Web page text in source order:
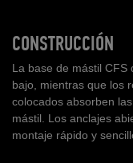
CONSTRUCCIÓN
La base de mástil CFS
bajo, mientras que los
colocados absorben
mástil. Los anclajes
montaje rápido y